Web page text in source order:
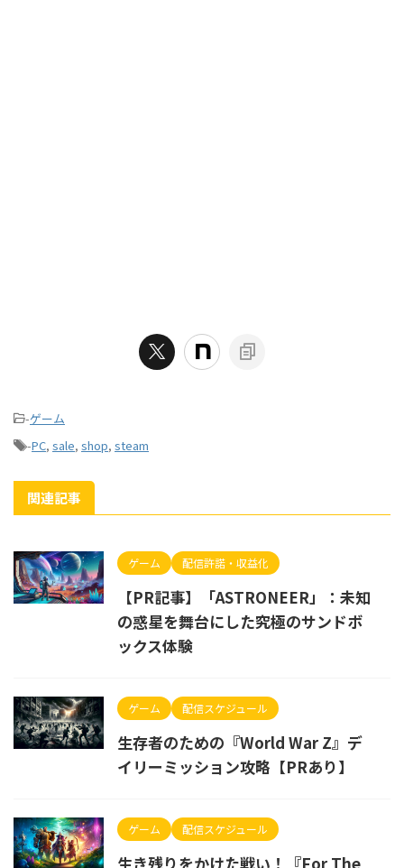
-ゲーム
-PC, sale, shop, steam
関連記事
ゲーム 配信許諾・収益化
【PR記事】「ASTRONEER」：未知
の惑星を舞台にした究極のサンドボ
ックス体験
ゲーム 配信スケジュール
生存者のための『World War Z』デ
イリーミッション攻略【PRあり】
ゲーム 配信スケジュール
生き残りをかけた戦い！『For The